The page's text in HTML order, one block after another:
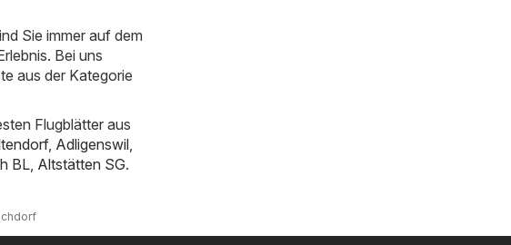
Sie immer auf dem
Bei uns
aus der Kategorie
Flugblätter aus
, Adligenswil,
BL, Altstätten SG.